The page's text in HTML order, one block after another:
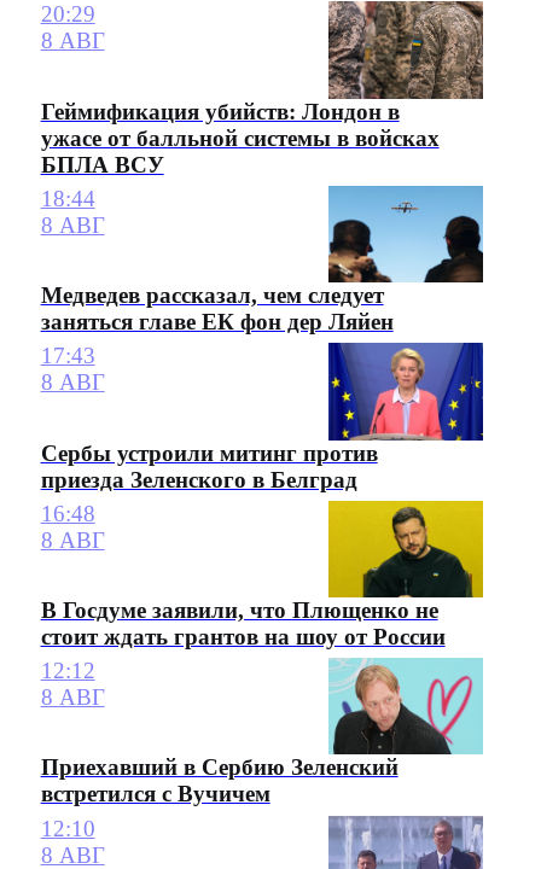
20:29
8 АВГ
Геймификация убийств: Лондон в
ужасе от балльной системы в войсках
БПЛА ВСУ
18:44
8 АВГ
Медведев рассказал, чем следует
заняться главе ЕК фон дер Ляйен
17:43
8 АВГ
Сербы устроили митинг против
приезда Зеленского в Белград
16:48
8 АВГ
В Госдуме заявили, что Плющенко не
стоит ждать грантов на шоу от России
12:12
8 АВГ
Приехавший в Сербию Зеленский
встретился с Вучичем
12:10
8 АВГ